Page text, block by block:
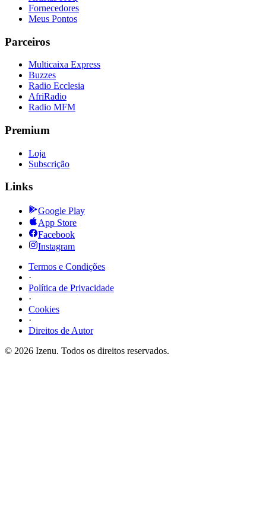
Fornecedores
Meus Pontos
Parceiros
Multicaixa Express
Buzzes
Radio Ecclesia
AfriRadio
Radio MFM
Premium
Loja
Subscrição
Links
Google Play
App Store
Facebook
Instagram
Termos e Condições
·
Política de Privacidade
·
Cookies
·
Direitos de Autor
© 2026 Izenu. Todos os direitos reservados.